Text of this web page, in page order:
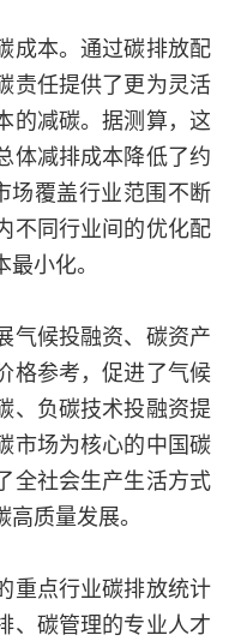
成本。通过碳排放配
责任提供了更为灵活
的减碳。据测算，这
体减排成本降低了约
场覆盖行业范围不断
不同行业间的优化配
小化。
气候投融资、碳资产
格参考，促进了气候
、负碳技术投融资提
市场为核心的中国碳
全社会生产生活方式
质量发展。
重点行业碳排放统计
、碳管理的专业人才